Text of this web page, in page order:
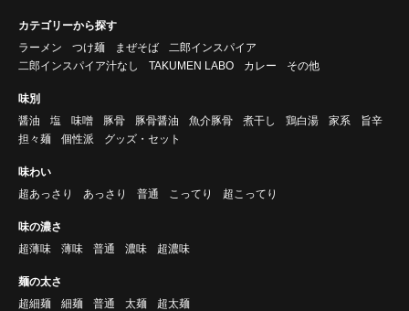
カテゴリーから探す
ラーメン
つけ麺 まぜそば
二郎インスパイア
二郎インスパイア汁なし
TAKUMEN LABO カレー その他
味別
醤油
塩 味噌 豚骨 豚骨醤油 魚介豚骨 煮干し 鶏白湯 家系
旨辛
担々麺
個性派 グッズ・セット
味わい
超あっさり
あっさり 普通 こってり 超こってり
味の濃さ
超薄味
薄味 普通 濃味 超濃味
麺の太さ
超細麺
細麺 普通 太麺 超太麺